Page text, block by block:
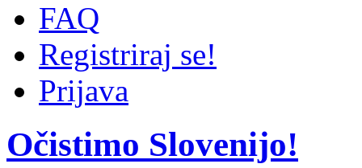
FAQ
Registriraj se!
Prijava
Očistimo Slovenijo!